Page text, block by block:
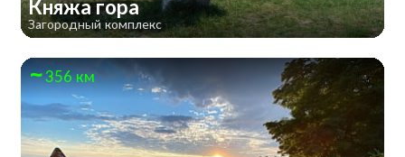
Княжа гора
Загородный комплекс
356 км